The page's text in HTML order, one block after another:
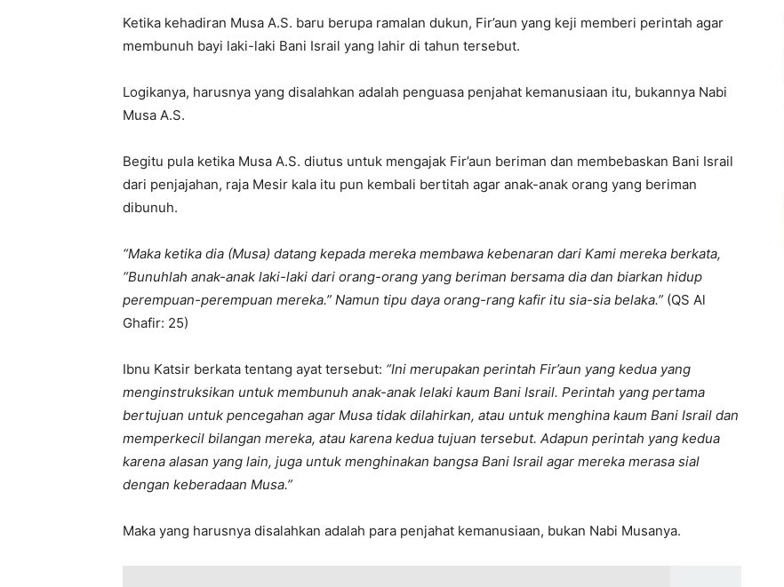
Ketika kehadiran Musa A.S. baru berupa ramalan dukun, Fir’aun yang keji memberi perintah agar
membunuh bayi laki-laki Bani Israil yang lahir di tahun tersebut.
Logikanya, harusnya yang disalahkan adalah penguasa penjahat kemanusiaan itu, bukannya Nabi
Musa A.S.
Begitu pula ketika Musa A.S. diutus untuk mengajak Fir’aun beriman dan membebaskan Bani Israil
dari penjajahan, raja Mesir kala itu pun kembali bertitah agar anak-anak orang yang beriman
dibunuh.
“Maka ketika dia (Musa) datang kepada mereka membawa kebenaran dari Kami mereka berkata,
“Bunuhlah anak-anak laki-laki dari orang-orang yang beriman bersama dia dan biarkan hidup
perempuan-perempuan mereka.” Namun tipu daya orang-rang kafir itu sia-sia belaka.” (QS Al
Ghafir: 25)
Ibnu Katsir berkata tentang ayat tersebut: “Ini merupakan perintah Fir’aun yang kedua yang
menginstruksikan untuk membunuh anak-anak lelaki kaum Bani Israil. Perintah yang pertama
bertujuan untuk pencegahan agar Musa tidak dilahirkan, atau untuk menghina kaum Bani Israil dan
memperkecil bilangan mereka, atau karena kedua tujuan tersebut. Adapun perintah yang kedua
karena alasan yang lain, juga untuk menghinakan bangsa Bani Israil agar mereka merasa sial
dengan keberadaan Musa.”
Maka yang harusnya disalahkan adalah para penjahat kemanusiaan, bukan Nabi Musanya.